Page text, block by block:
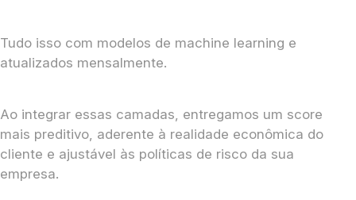
Tudo isso com modelos de machine learning e
atualizados mensalmente.
Ao integrar essas camadas, entregamos um score
mais preditivo, aderente à realidade econômica do
cliente e ajustável às políticas de risco da sua
empresa.